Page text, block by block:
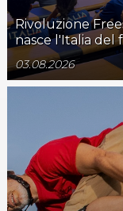
03.08.2026
Rivoluzione
nasce l'Italia del